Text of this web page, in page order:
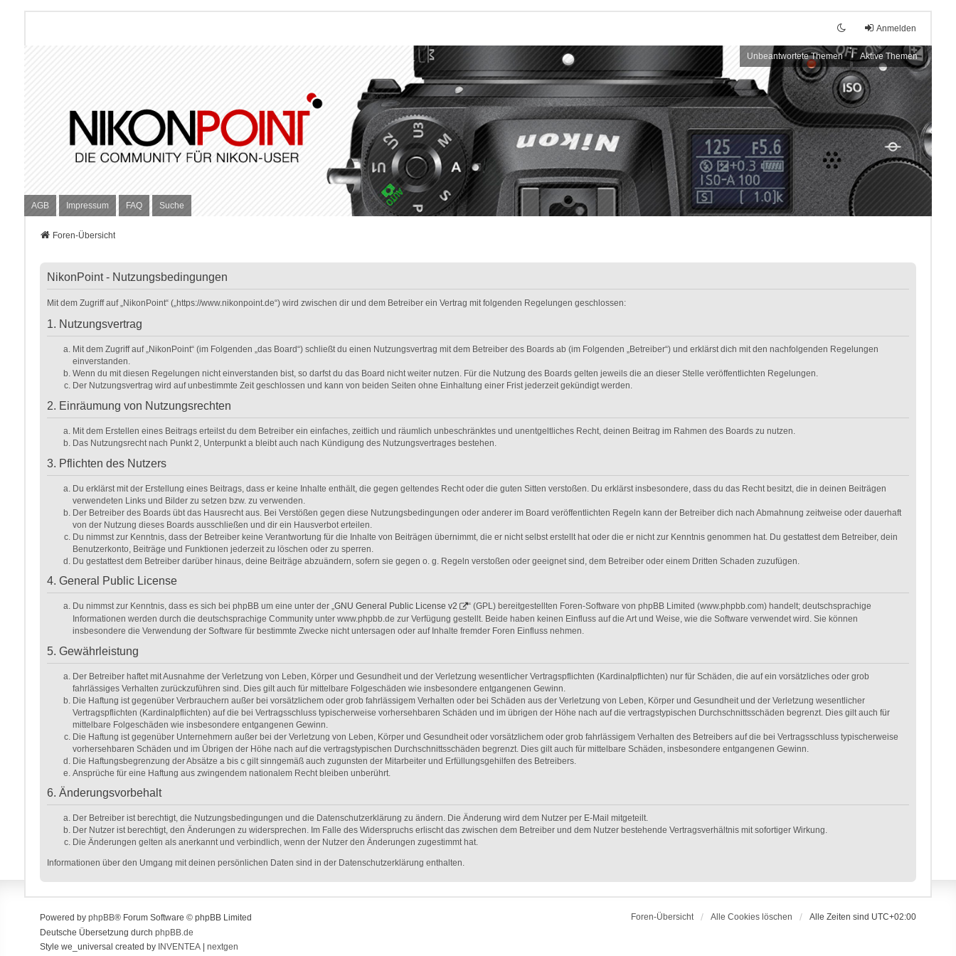
Anmelden
Unbeantwortete Themen Aktive Themen
AGB Impressum FAQ Suche
Foren-Übersicht
NikonPoint - Nutzungsbedingungen
Mit dem Zugriff auf „NikonPoint“ („https://www.nikonpoint.de“) wird zwischen dir und dem Betreiber ein Vertrag mit folgenden Regelungen geschlossen:
1. Nutzungsvertrag
Mit dem Zugriff auf „NikonPoint“ (im Folgenden „das Board“) schließt du einen Nutzungsvertrag mit dem Betreiber des Boards ab (im Folgenden „Betreiber“) und erklärst dich mit den nachfolgenden Regelungen
einverstanden.
Wenn du mit diesen Regelungen nicht einverstanden bist, so darfst du das Board nicht weiter nutzen. Für die Nutzung des Boards gelten jeweils die an dieser Stelle veröffentlichten Regelungen.
Der Nutzungsvertrag wird auf unbestimmte Zeit geschlossen und kann von beiden Seiten ohne Einhaltung einer Frist jederzeit gekündigt werden.
2. Einräumung von Nutzungsrechten
Mit dem Erstellen eines Beitrags erteilst du dem Betreiber ein einfaches, zeitlich und räumlich unbeschränktes und unentgeltliches Recht, deinen Beitrag im Rahmen des Boards zu nutzen.
Das Nutzungsrecht nach Punkt 2, Unterpunkt a bleibt auch nach Kündigung des Nutzungsvertrages bestehen.
3. Pflichten des Nutzers
Du erklärst mit der Erstellung eines Beitrags, dass er keine Inhalte enthält, die gegen geltendes Recht oder die guten Sitten verstoßen. Du erklärst insbesondere, dass du das Recht besitzt, die in deinen Beiträgen
verwendeten Links und Bilder zu setzen bzw. zu verwenden.
Der Betreiber des Boards übt das Hausrecht aus. Bei Verstößen gegen diese Nutzungsbedingungen oder anderer im Board veröffentlichten Regeln kann der Betreiber dich nach Abmahnung zeitweise oder dauerhaft
von der Nutzung dieses Boards ausschließen und dir ein Hausverbot erteilen.
Du nimmst zur Kenntnis, dass der Betreiber keine Verantwortung für die Inhalte von Beiträgen übernimmt, die er nicht selbst erstellt hat oder die er nicht zur Kenntnis genommen hat. Du gestattest dem Betreiber, dein
Benutzerkonto, Beiträge und Funktionen jederzeit zu löschen oder zu sperren.
Du gestattest dem Betreiber darüber hinaus, deine Beiträge abzuändern, sofern sie gegen o. g. Regeln verstoßen oder geeignet sind, dem Betreiber oder einem Dritten Schaden zuzufügen.
4. General Public License
Du nimmst zur Kenntnis, dass es sich bei phpBB um eine unter der „GNU General Public License v2
“ (GPL) bereitgestellten Foren-Software von phpBB Limited (www.phpbb.com) handelt; deutschsprachige
Informationen werden durch die deutschsprachige Community unter www.phpbb.de zur Verfügung gestellt. Beide haben keinen Einfluss auf die Art und Weise, wie die Software verwendet wird. Sie können
insbesondere die Verwendung der Software für bestimmte Zwecke nicht untersagen oder auf Inhalte fremder Foren Einfluss nehmen.
5. Gewährleistung
Der Betreiber haftet mit Ausnahme der Verletzung von Leben, Körper und Gesundheit und der Verletzung wesentlicher Vertragspflichten (Kardinalpflichten) nur für Schäden, die auf ein vorsätzliches oder grob
fahrlässiges Verhalten zurückzuführen sind. Dies gilt auch für mittelbare Folgeschäden wie insbesondere entgangenen Gewinn.
Die Haftung ist gegenüber Verbrauchern außer bei vorsätzlichem oder grob fahrlässigem Verhalten oder bei Schäden aus der Verletzung von Leben, Körper und Gesundheit und der Verletzung wesentlicher
Vertragspflichten (Kardinalpflichten) auf die bei Vertragsschluss typischerweise vorhersehbaren Schäden und im übrigen der Höhe nach auf die vertragstypischen Durchschnittsschäden begrenzt. Dies gilt auch für
mittelbare Folgeschäden wie insbesondere entgangenen Gewinn.
Die Haftung ist gegenüber Unternehmern außer bei der Verletzung von Leben, Körper und Gesundheit oder vorsätzlichem oder grob fahrlässigem Verhalten des Betreibers auf die bei Vertragsschluss typischerweise
vorhersehbaren Schäden und im Übrigen der Höhe nach auf die vertragstypischen Durchschnittsschäden begrenzt. Dies gilt auch für mittelbare Schäden, insbesondere entgangenen Gewinn.
Die Haftungsbegrenzung der Absätze a bis c gilt sinngemäß auch zugunsten der Mitarbeiter und Erfüllungsgehilfen des Betreibers.
Ansprüche für eine Haftung aus zwingendem nationalem Recht bleiben unberührt.
6. Änderungsvorbehalt
Der Betreiber ist berechtigt, die Nutzungsbedingungen und die Datenschutzerklärung zu ändern. Die Änderung wird dem Nutzer per E-Mail mitgeteilt.
Der Nutzer ist berechtigt, den Änderungen zu widersprechen. Im Falle des Widerspruchs erlischt das zwischen dem Betreiber und dem Nutzer bestehende Vertragsverhältnis mit sofortiger Wirkung.
Die Änderungen gelten als anerkannt und verbindlich, wenn der Nutzer den Änderungen zugestimmt hat.
Informationen über den Umgang mit deinen persönlichen Daten sind in der Datenschutzerklärung enthalten.
Foren-Übersicht Alle Cookies löschen Alle Zeiten sind UTC+02:00
Powered by phpBB® Forum Software © phpBB Limited
Deutsche Übersetzung durch phpBB.de
Style we_universal created by INVENTEA| nextgen